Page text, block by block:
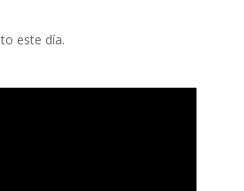
este día.